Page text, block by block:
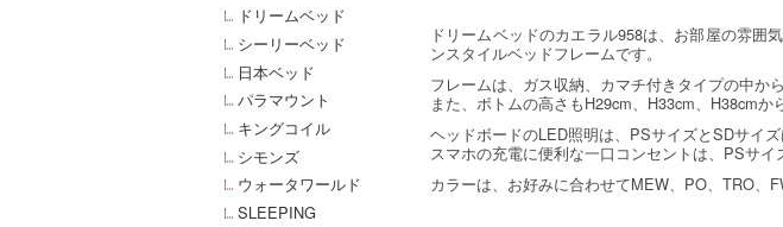
ドリームベッド
シーリーベッド
日本ベッド
パラマウント
キングコイル
シモンズ
ウォータワールド
SLEEPING
ドリームベッドのカエラル958は、お部屋の雰
ンスタイルベッドフレームです。
フレームは、ガス収納、カマチ付きタイプの中か
また、ボトムの高さもH29cm、H33cm、H38cmか
ヘッドボードのLED照明は、PSサイズとSDサイ
スマホの充電に便利な一口コンセントは、PSサ
カラーは、お好みに合わせてMEW、PO、TRO、